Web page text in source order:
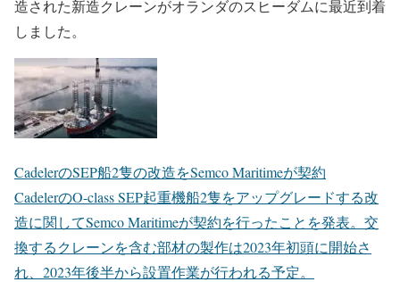
造された新造クレーンがオランダのスヒーダムに最近到着
しました。
CadelerのSEP船2隻の改造をSemco Maritimeが契約
CadelerのO-class SEP起重機船2隻をアップグレードする改
造に関してSemco Maritimeが契約を行ったことを発表。交
換するクレーンを含む部材の製作は2023年初頭に開始さ
れ、2023年後半から設置作業が行われる予定。